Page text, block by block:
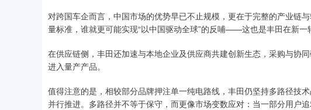
对跨国车企而言，中国市场的优势早已不止规模，更在于完整的产业链
量标准，谁就更可能实现“以中国驱动全球”的反哺——这也是丰田在新一
在供应链侧，丰田还加速与本地企业及供应商共建创新生态，采购与协
进入量产产品。
值得注意的是，相较部分品牌押注单一纯电路线，丰田仍坚持多路径技
并行推进。多路径并不等于保守，而更像市场变数应对：当一部分用户